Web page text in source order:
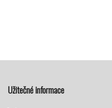
Užitečné informace